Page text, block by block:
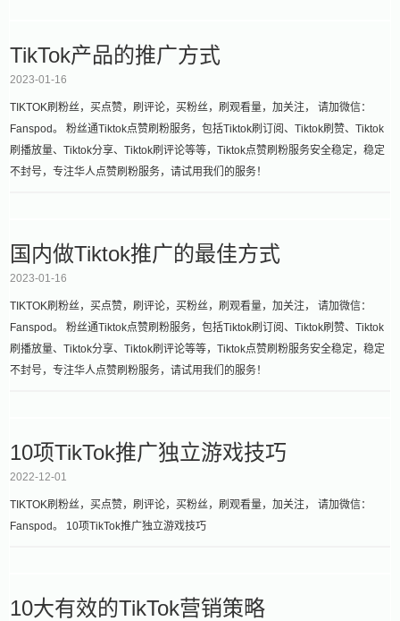
TikTok产品的推广方式
2023-01-16
TIKTOK刷粉丝，买点赞，刷评论，买粉丝，刷观看量，加关注， 请加微信：
Fanspod。 粉丝通Tiktok点赞刷粉服务，包括Tiktok刷订阅、Tiktok刷赞、Tiktok
刷播放量、Tiktok分享、Tiktok刷评论等等，Tiktok点赞刷粉服务安全稳定，稳定
不封号，专注华人点赞刷粉服务，请试用我们的服务！
国内做Tiktok推广的最佳方式
2023-01-16
TIKTOK刷粉丝，买点赞，刷评论，买粉丝，刷观看量，加关注， 请加微信：
Fanspod。 粉丝通Tiktok点赞刷粉服务，包括Tiktok刷订阅、Tiktok刷赞、Tiktok
刷播放量、Tiktok分享、Tiktok刷评论等等，Tiktok点赞刷粉服务安全稳定，稳定
不封号，专注华人点赞刷粉服务，请试用我们的服务！
10项TikTok推广独立游戏技巧
2022-12-01
TIKTOK刷粉丝，买点赞，刷评论，买粉丝，刷观看量，加关注， 请加微信：
Fanspod。 10项TikTok推广独立游戏技巧
10大有效的TikTok营销策略